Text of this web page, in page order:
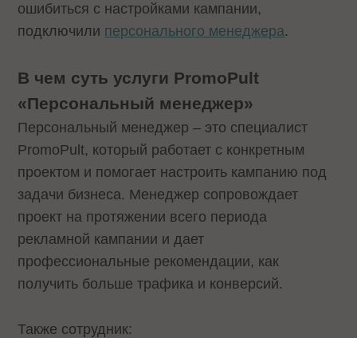
ошибиться с настройками кампании,
подключили персонального менеджера.
В чем суть услуги PromoPult
«Персональный менеджер»
Персональный менеджер – это специалист
PromoPult, который работает с конкретным
проектом и помогает настроить кампанию под
задачи бизнеса. Менеджер сопровождает
проект на протяжении всего периода
рекламной кампании и дает
профессиональные рекомендации, как
получить больше трафика и конверсий.
Также сотрудник: